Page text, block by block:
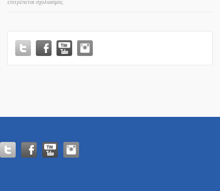
επιτρέπεται σχολιασμός
“ΠΡΑΚΤΟΡΕΙΟ
104.9
FM”!